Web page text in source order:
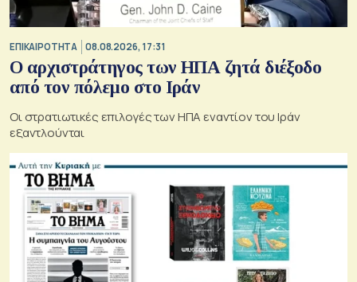
ΕΠΙΚΑΙΡΟΤΗΤΑ 08.08.2026, 17:31
Ο αρχιστράτηγος των ΗΠΑ ζητά διέξοδο
από τον πόλεμο στο Ιράν
Οι στρατιωτικές επιλογές των ΗΠΑ εναντίον του Ιράν
εξαντλούνται